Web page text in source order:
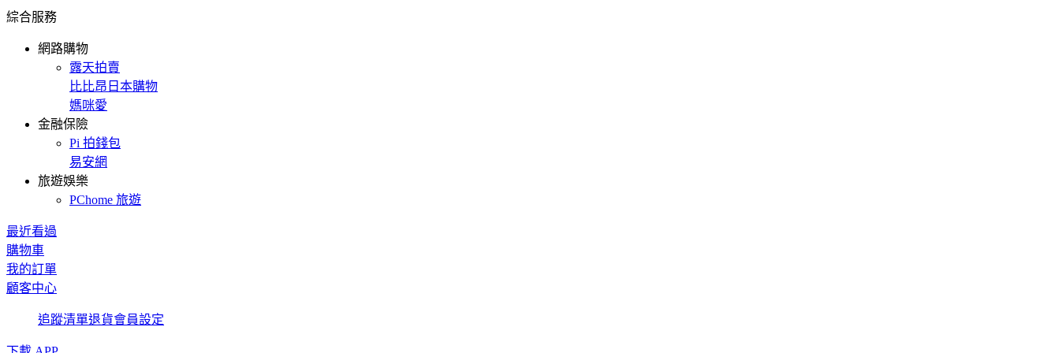
綜合服務
網路購物
露天拍賣
比比昂日本購物
媽咪愛
金融保險
Pi 拍錢包
易安網
旅遊娛樂
PChome 旅遊
最近看過
購物車
我的訂單
顧客中心
追蹤清單退貨會員設定